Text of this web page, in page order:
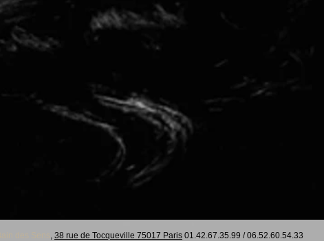
, 38 rue de Tocqueville 75017 Paris 01.42.67.35.99 /06.52.60.54.33